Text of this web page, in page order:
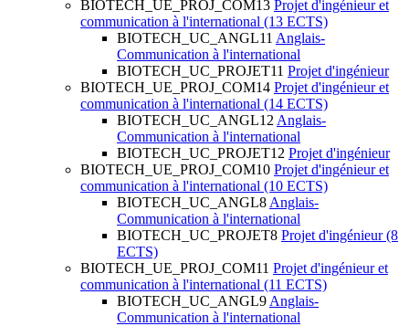
BIOTECH_UE_PROJ_COM13 Projet d'ingénieur et
communication à l'international (13 ECTS)
BIOTECH_UC_ANGL11 Anglais-
Communication à l'international
BIOTECH_UC_PROJET11 Projet d'ingénieur
BIOTECH_UE_PROJ_COM14 Projet d'ingénieur et
communication à l'international (14 ECTS)
BIOTECH_UC_ANGL12 Anglais-
Communication à l'international
BIOTECH_UC_PROJET12 Projet d'ingénieur
BIOTECH_UE_PROJ_COM10 Projet d'ingénieur et
communication à l'international (10 ECTS)
BIOTECH_UC_ANGL8 Anglais-
Communication à l'international
BIOTECH_UC_PROJET8 Projet d'ingénieur (8
ECTS)
BIOTECH_UE_PROJ_COM11 Projet d'ingénieur et
communication à l'international (11 ECTS)
BIOTECH_UC_ANGL9 Anglais-
Communication à l'international